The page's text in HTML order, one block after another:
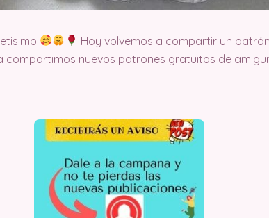
Hoy volvemos a compartir un
compartimos nuevos patrones gratuitos de